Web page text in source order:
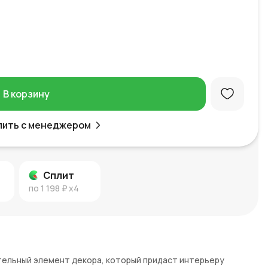
В корзину
с менеджером
Сплит
по 1 198 ₽x4
элемент декора, который придаст интерьеру